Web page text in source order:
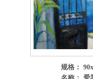
规格：